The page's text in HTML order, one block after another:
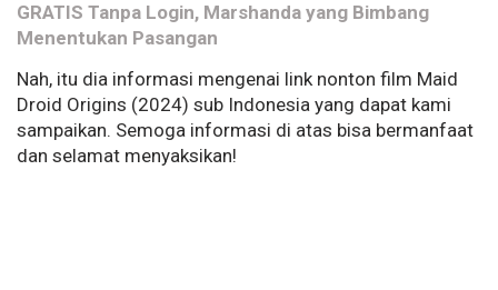
GRATIS Tanpa Login, Marshanda yang Bimbang
Menentukan Pasangan
Nah, itu dia informasi mengenai link nonton film Maid
Droid Origins (2024) sub Indonesia yang dapat kami
sampaikan. Semoga informasi di atas bisa bermanfaat
dan selamat menyaksikan!